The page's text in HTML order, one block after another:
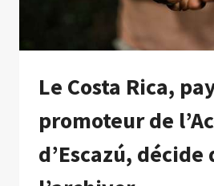
Le Costa Rica,
promoteur de
d’Escazú, décide